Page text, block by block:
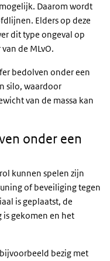
Daarom wordt
Elders op deze
dit type ongeval op
de MLvO.
bedolven onder een
silo, waardoor
van de massa kan
onder een
kunnen spelen zijn
of beveiliging tegen
is geplaatst, de
is gekomen en het
bezig met